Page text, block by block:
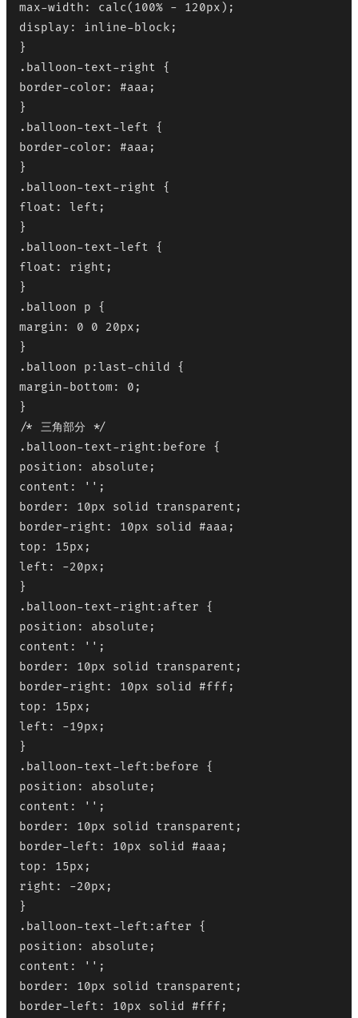
max-width: calc(100% - 120px);
display: inline-block;
}
.balloon-text-right {
border-color: #aaa;
}
.balloon-text-left {
border-color: #aaa;
}
.balloon-text-right {
float: left;
}
.balloon-text-left {
float: right;
}
.balloon p {
margin: 0 0 20px;
}
.balloon p:last-child {
margin-bottom: 0;
}
/* 三角部分 */
.balloon-text-right:before {
position: absolute;
content: '';
border: 10px solid transparent;
border-right: 10px solid #aaa;
top: 15px;
left: -20px;
}
.balloon-text-right:after {
position: absolute;
content: '';
border: 10px solid transparent;
border-right: 10px solid #fff;
top: 15px;
left: -19px;
}
.balloon-text-left:before {
position: absolute;
content: '';
border: 10px solid transparent;
border-left: 10px solid #aaa;
top: 15px;
right: -20px;
}
.balloon-text-left:after {
position: absolute;
content: '';
border: 10px solid transparent;
border-left: 10px solid #fff;